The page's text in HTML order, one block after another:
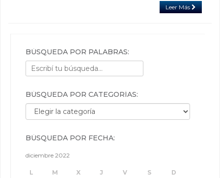
Leer Más
BÚSQUEDA POR PALABRAS:
BÚSQUEDA POR CATEGORÍAS:
Búsqueda por categorías:
BÚSQUEDA POR FECHA:
diciembre 2022
L M X J V S D